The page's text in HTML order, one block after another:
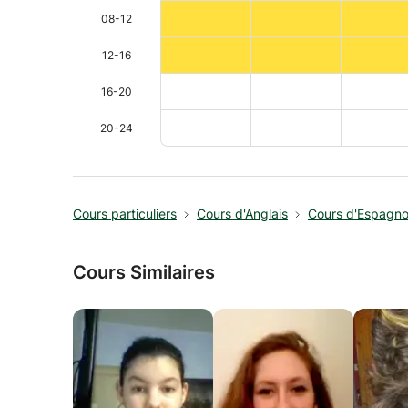
08-12
12-16
16-20
20-24
Cours particuliers Cours d'Anglais Cours
Cours Similaires